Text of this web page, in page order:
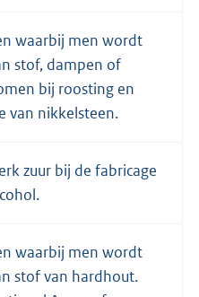
waarbij men wordt
stof, dampen of
bij roosting en
van nikkelsteen.
zuur bij de fabricage
waarbij men wordt
stof van hardhout.